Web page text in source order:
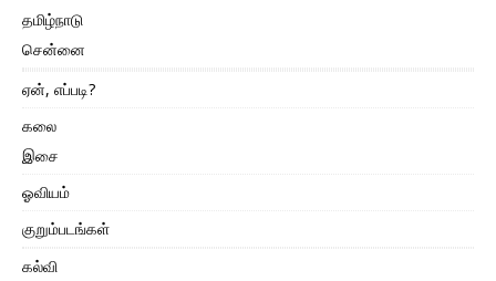
தமிழ்நாடு
சென்னை
ஏன், எப்படி?
கலை
இசை
ஓவியம்
குறும்படங்கள்
கல்வி